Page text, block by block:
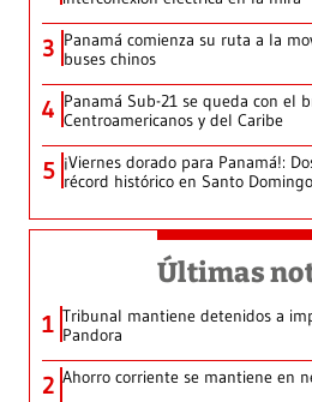
3 Panamá comienza su ruta a la
buses chinos
4 Panamá Sub-21 se queda con el
Centroamericanos y del Caribe
5 ¡Viernes dorado para Panamá!:
récord histórico en Santo Domingo
Últimas
1 Tribunal mantiene detenidos a
Pandora
2 Ahorro corriente se mantiene en